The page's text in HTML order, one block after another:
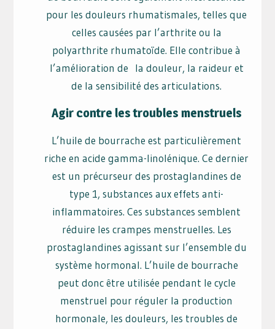
pour les douleurs rhumatismales, telles que
celles causées par l’arthrite ou la
polyarthrite rhumatoïde. Elle contribue à
l’amélioration de la douleur, la raideur et
de la sensibilité des articulations.
Agir contre les troubles menstruels
L’huile de bourrache est particulièrement
riche en acide gamma-linolénique. Ce dernier
est un précurseur des prostaglandines de
type 1, substances aux effets anti-
inflammatoires. Ces substances semblent
réduire les crampes menstruelles. Les
prostaglandines agissant sur l’ensemble du
système hormonal. L’huile de bourrache
peut donc être utilisée pendant le cycle
menstruel pour réguler la production
hormonale, les douleurs, les troubles de